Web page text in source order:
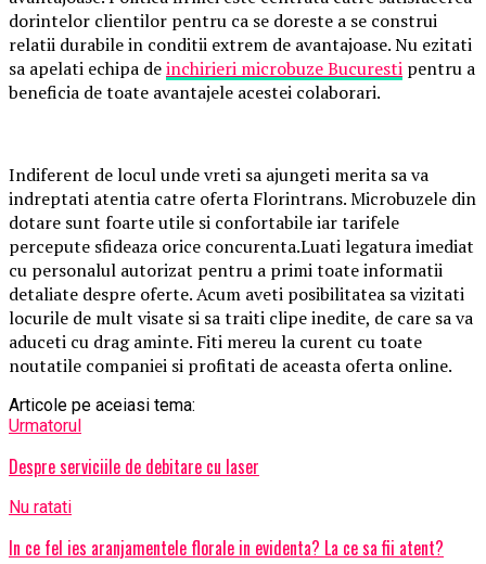
dorintelor clientilor pentru ca se doreste a se construi
relatii durabile in conditii extrem de avantajoase. Nu ezitati
sa apelati echipa deinchirieri microbuze Bucuresti pentru a
beneficia de toate avantajele acestei colaborari.
Indiferent de locul unde vreti sa ajungeti merita sa va
indreptati atentia catre oferta Florintrans. Microbuzele din
dotare sunt foarte utile si confortabile iar tarifele
percepute sfideaza orice concurenta.Luati legatura imediat
cu personalul autorizat pentru a primi toate informatii
detaliate despre oferte. Acum aveti posibilitatea sa vizitati
locurile de mult visate si sa traiti clipe inedite, de care sa va
aduceti cu drag aminte. Fiti mereu la curent cu toate
noutatile companiei si profitati de aceasta oferta online.
Articole pe aceiasi tema:
Urmatorul
Despre serviciile de debitare cu laser
Nu ratati
In ce fel ies aranjamentele florale in evidenta? La ce sa fii atent?